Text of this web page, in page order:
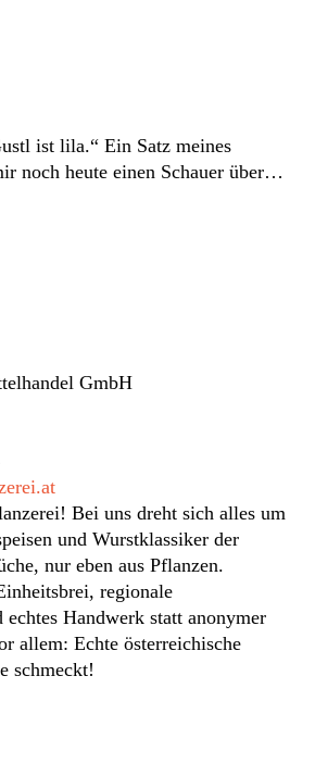
ist lila.“ Ein Satz meines
noch heute einen Schauer über…
GmbH
Bei uns dreht sich alles um
und Wurstklassiker der
nur eben aus Pflanzen.
regionale
Handwerk statt anonymer
allem: Echte österreichische
schmeckt!